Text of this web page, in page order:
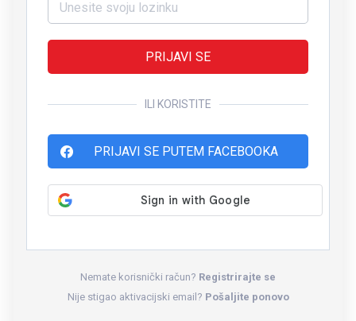
PRIJAVI SE
ILI KORISTITE
PRIJAVI SE PUTEM FACEBOOKA
Nemate korisnički račun? Registrirajte se
Nije stigao aktivacijski email? Pošaljite ponovo